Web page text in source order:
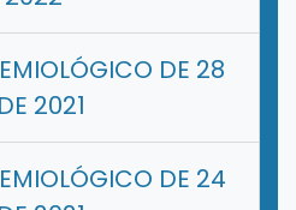
DE 28
2021
DE 24